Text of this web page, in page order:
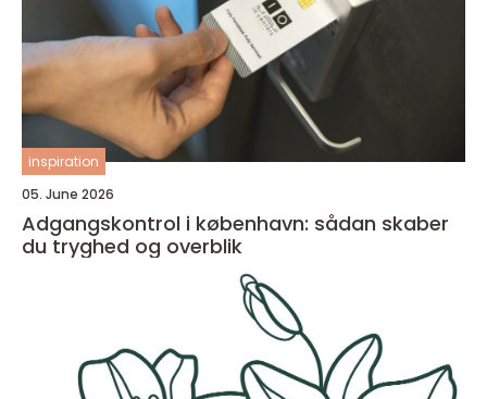
inspiration
05. June 2026
Adgangskontrol i københavn: sådan skaber
du tryghed og overblik